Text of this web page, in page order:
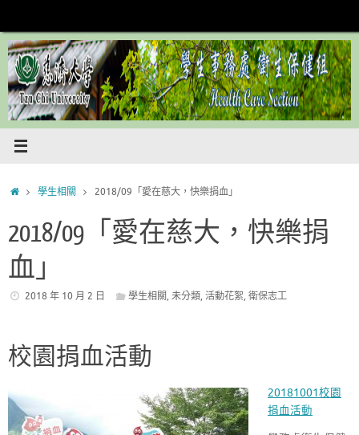
content
Home學生相關 2018/09「愛在慈大，快樂捐血」
2018/09「愛在慈大，快樂捐
血」
2018 年 10 月 2 日 學生相關,未分類,活動花絮,衛保志工
校園捐血活動
20181001校園
捐血活動